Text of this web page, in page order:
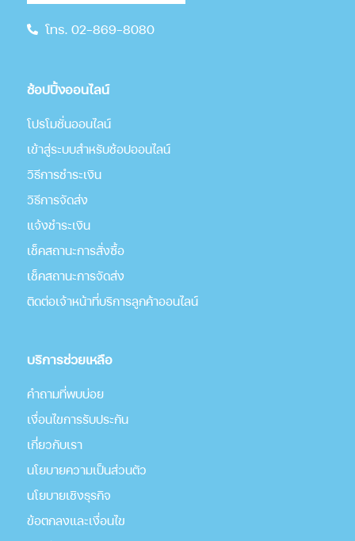
โทร. 02-869-8080
ช้อปปิ้งออนไลน์
โปรโมชั่นออนไลน์
เข้าสู่ระบบสำหรับช้อปออนไลน์
วิธีการชำระเงิน
วิธีการจัดส่ง
แจ้งชำระเงิน
เช็คสถานะการสั่งซื้อ
เช็คสถานะการจัดส่ง
ติดต่อเจ้าหน้าที่บริการลูกค้าออนไลน์
บริการช่วยเหลือ
คำถามที่พบบ่อย
เงื่อนไขการรับประกัน
เกี่่ยวกับเรา
นโยบายความเป็นส่วนตัว
นโยบายเชิงธุรกิจ
ข้อตกลงและเงื่อนไข